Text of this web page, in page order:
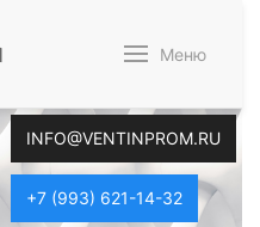
Меню
INFO@VENTINPROM.RU
+7 (993) 621-14-32